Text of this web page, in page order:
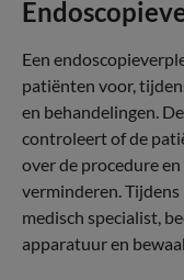
Een
patiënten voor,
en behandelingen.
controleert of de
over de procedure
verminderen.
medisch specialist,
apparatuur en